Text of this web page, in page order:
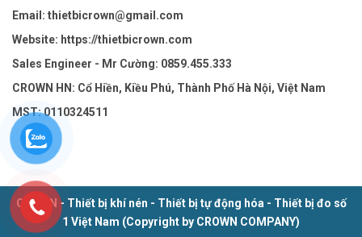
Email: thietbicrown@gmail.com
Website: https://thietbicrown.com
Sales Engineer - Mr Cường: 0859.455.333
CROWN HN: Cổ Hiền, Kiều Phú, Thành Phố Hà Nội, Việt Nam
MST: 0110324511
CROWN - Thiết bị khí nén - Thiết bị tự động hóa - Thiết bị đo số
1 Việt Nam (Copyright by CROWN COMPANY)